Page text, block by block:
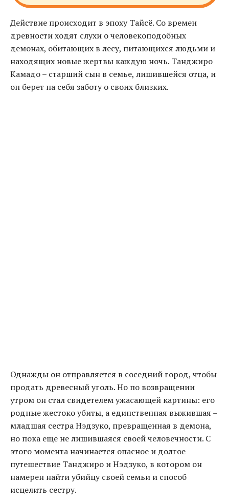
Действие происходит в эпоху Тайсё. Со времен
древности ходят слухи о человекоподобных
демонах, обитающих в лесу, питающихся людьми и
находящих новые жертвы каждую ночь. Танджиро
Камадо – старший сын в семье, лишившейся отца, и
он берет на себя заботу о своих близких.
Однажды он отправляется в соседний город, чтобы
продать древесный уголь. Но по возвращении
утром он стал свидетелем ужасающей картины: его
родные жестоко убиты, а единственная выжившая –
младшая сестра Нэдзуко, превращенная в демона,
но пока еще не лишившаяся своей человечности. С
этого момента начинается опасное и долгое
путешествие Танджиро и Нэдзуко, в котором он
намерен найти убийцу своей семьи и способ
исцелить сестру.